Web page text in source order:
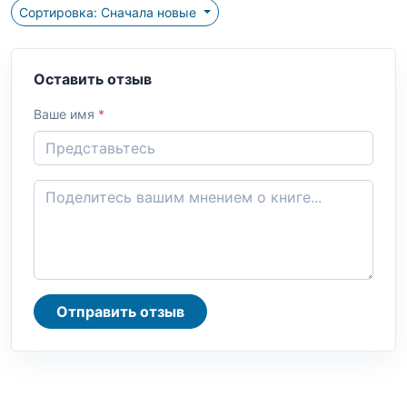
Сортировка: Сначала новые
Оставить отзыв
Ваше имя *
Отправить отзыв